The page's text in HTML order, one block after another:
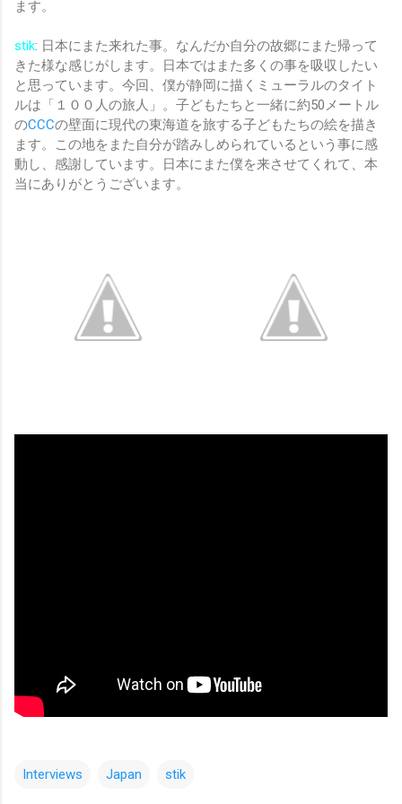
ます。
stik: 日本にまた来れた事。なんだか自分の故郷にまた帰って
きた様な感じがします。日本ではまた多くの事を吸収したい
と思っています。今回、僕が静岡に描くミューラルのタイト
ルは「１００人の旅人」。子どもたちと一緒に約50メートル
のCCCの壁面に現代の東海道を旅する子どもたちの絵を描き
ます。この地をまた自分が踏みしめられているという事に感
動し、感謝しています。日本にまた僕を来させてくれて、本
当にありがとうございます。
Interviews Japan stik